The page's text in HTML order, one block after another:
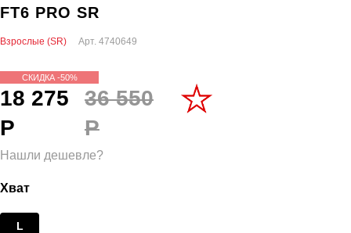
FT6 PRO SR
Взрослые (SR) Арт. 4740649
СКИДКА -50%
18 275
Р
36 550
Р
Нашли дешевле?
Хват
L